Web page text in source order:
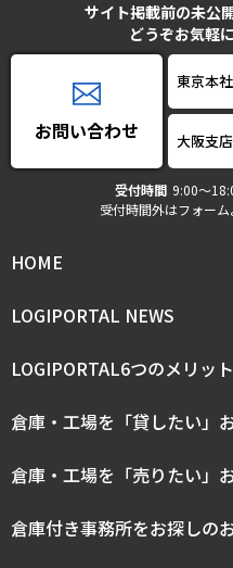
サイト掲載前の未公
どうぞお気軽
お問い合わせ
東京本社
大阪支店
受付時間 9:00〜
受付時間外はフォー
HOME
LOGIPORTAL NEWS
LOGIPORTAL6つのメリット
倉庫・工場を「貸したい」
倉庫・工場を「売りたい」
倉庫付き事務所をお探しの